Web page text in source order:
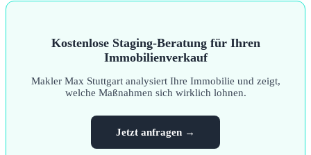
Kostenlose Staging-Beratung für Ihren
Immobilienverkauf
Makler Max Stuttgart analysiert Ihre Immobilie und zeigt,
welche Maßnahmen sich wirklich lohnen.
Jetzt anfragen →